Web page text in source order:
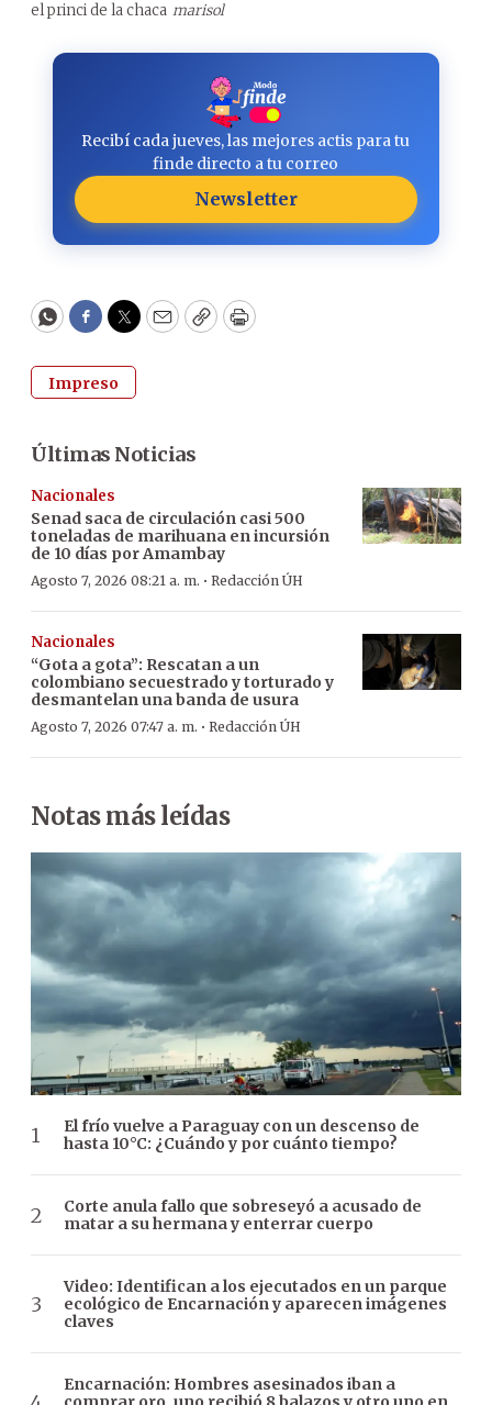
el princi de la chaca marisol
Recibí cada jueves, las mejores actis para tu
finde directo a tu correo
Newsletter
WhatsApp
Facebook
Twitter
EmailCopyPrint
Impreso
Últimas Noticias
Nacionales
Senad saca de circulación casi 500
toneladas de marihuana en incursión
de 10 días por Amambay
Agosto 7, 2026 08:21 a. m. · Redacción ÚH
Nacionales
“Gota a gota”: Rescatan a un
colombiano secuestrado y torturado y
desmantelan una banda de usura
Agosto 7, 2026 07:47 a. m. · Redacción ÚH
Notas más leídas
El frío vuelve a Paraguay con un descenso de
hasta 10°C: ¿Cuándo y por cuánto tiempo?
Corte anula fallo que sobreseyó a acusado de
matar a su hermana y enterrar cuerpo
Video: Identifican a los ejecutados en un parque
ecológico de Encarnación y aparecen imágenes
claves
Encarnación: Hombres asesinados iban a